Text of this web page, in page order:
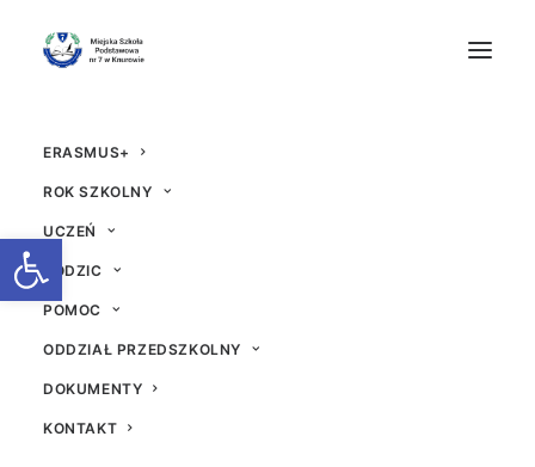
Otwórz pasek narzędzi
ERASMUS+
ROK SZKOLNY
UCZEŃ
RODZIC
POMOC
ODDZIAŁ PRZEDSZKOLNY
DOKUMENTY
KONTAKT
Brawo Nadia !